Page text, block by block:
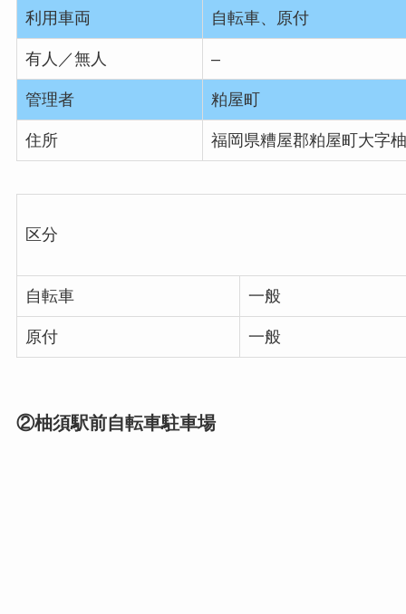
利用車両 自転車、原付
有人／無人 –
管理者 粕屋町
住所 福岡県糟屋郡粕屋町大字
区分
自転車 一般
原付 一般
②柚須駅前自転車駐車場